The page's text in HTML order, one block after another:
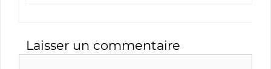
Laisser un commentaire